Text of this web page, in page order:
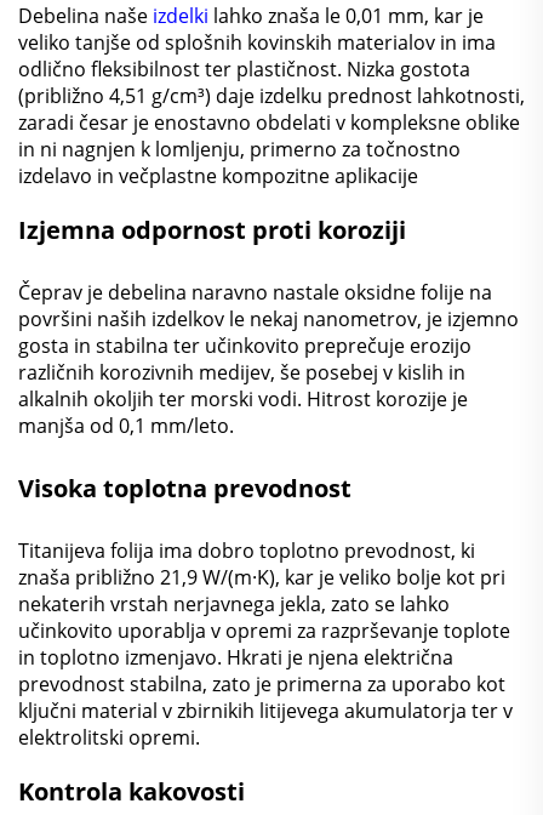
Debelina naše izdelki lahko znaša le 0,01 mm, kar je
veliko tanjše od splošnih kovinskih materialov in ima
odlično fleksibilnost ter plastičnost. Nizka gostota
(približno 4,51 g/cm³) daje izdelku prednost lahkotnosti,
zaradi česar je enostavno obdelati v kompleksne oblike
in ni nagnjen k lomljenju, primerno za točnostno
izdelavo in večplastne kompozitne aplikacije
Izjemna odpornost proti koroziji
Čeprav je debelina naravno nastale oksidne folije na
površini naših izdelkov le nekaj nanometrov, je izjemno
gosta in stabilna ter učinkovito preprečuje erozijo
različnih korozivnih medijev, še posebej v kislih in
alkalnih okoljih ter morski vodi. Hitrost korozije je
manjša od 0,1 mm/leto.
Visoka toplotna prevodnost
Titanijeva folija ima dobro toplotno prevodnost, ki
znaša približno 21,9 W/(m·K), kar je veliko bolje kot pri
nekaterih vrstah nerjavnega jekla, zato se lahko
učinkovito uporablja v opremi za razprševanje toplote
in toplotno izmenjavo. Hkrati je njena električna
prevodnost stabilna, zato je primerna za uporabo kot
ključni material v zbirnikih litijevega akumulatorja ter v
elektrolitski opremi.
Kontrola kakovosti